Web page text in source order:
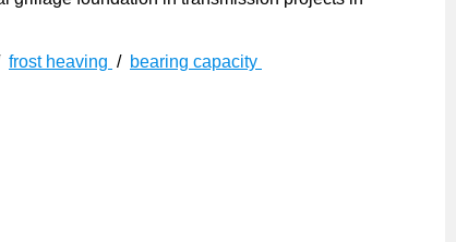
frost heaving / bearing capacity